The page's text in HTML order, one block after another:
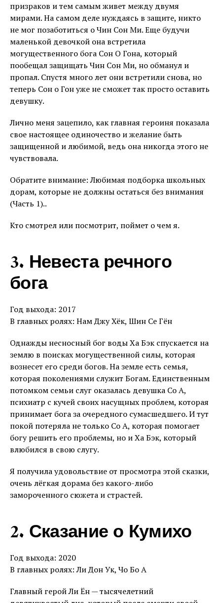
призраков и тем самым живет между двумя
мирами. На самом деле нуждаясь в защите, никто
не мог позаботиться о Чин Сон Ми. Еще будучи
маленькой девочкой она встретила
могущественного бога Сон О Гона, который
пообещал защищать Чин Сон Ми, но обманул и
пропал. Спустя много лет они встретили снова, но
теперь Сон о Гон уже не сможет так просто оставить
девушку.
Лично меня зацепило, как главная героиня показала
свое настоящее одиночество и желание быть
защищенной и любимой, ведь она никогда этого не
чувствовала.
Обратите внимание: Любимая подборка школьных
дорам, которые не должны остаться без внимания
(Часть 1)..
Кто смотрел или посмотрит, поймет о чем я.
3. Невеста речного
бога
Год выхода: 2017
В главных ролях: Нам Джу Хёк, Шин Се Гён
Однажды несносный бог воды Ха Бэк спускается на
землю в поисках могущественной силы, которая
вознесет его среди богов. На земле есть семья,
которая поколениями служит Богам. Единственным
потомком семьи слуг оказалась девушка Со А,
психиатр с кучей своих насущных проблем, которая
принимает бога за очередного сумасшедшего. И тут
покой потеряла не только Со А, которая помогает
богу решить его проблемы, но и Ха Бэк, который
влюбился в свою слугу.
Я получила удовольствие от просмотра этой сказки,
очень лёгкая дорама без какого-либо
замороченного сюжета и страстей.
2. Сказание о Кумихо
Год выхода: 2020
В главных ролях: Ли Дон Ук, Чо Бо А
Главный герой Ли Ён — тысячелетний